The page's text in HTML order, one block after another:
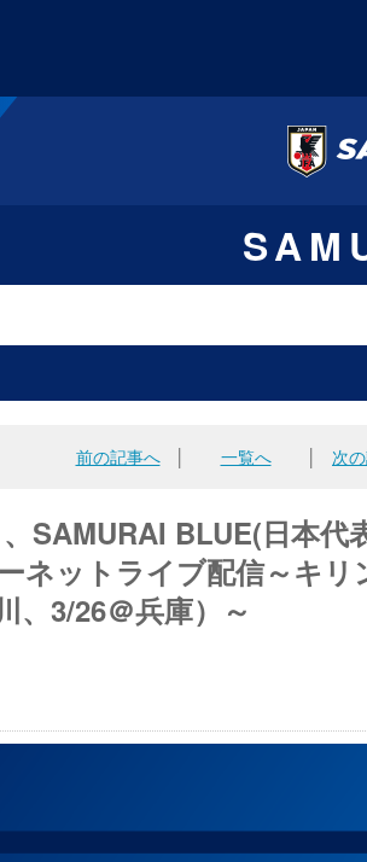
前の記事へ│ 一覧へ 次
SAMURAI BLUE(日本代
ネットライブ配信～キ
、3/26＠兵庫）～